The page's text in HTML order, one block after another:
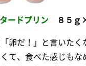
ードプリン ８５ｇ
卵だ！」と言いたく
て、食べた感じもな